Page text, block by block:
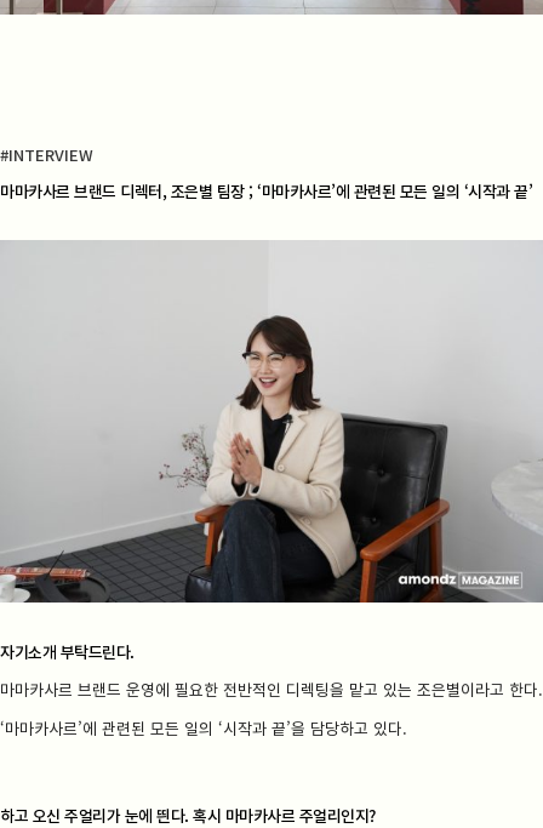
#INTERVIEW
마마카사르 브랜드 디렉터, 조은별 팀장 ; ‘마마카사르’에 관련된 모든 일의 ‘시작과 끝’
자기소개 부탁드린다.
마마카사르 브랜드 운영에 필요한 전반적인 디렉팅을 맡고 있는 조은별이라고 한다.
‘마마카사르’에 관련된 모든 일의 ‘시작과 끝’을 담당하고 있다.
하고 오신 주얼리가 눈에 띈다. 혹시 마마카사르 주얼리인지?